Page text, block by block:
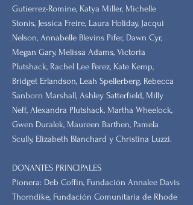
Gutierrez-Romine, Katya Miller, Michelle
Stonis, Jessica Freire, Laura Holiday, Jacqui
Nelson, Annabelle Blevins Pifer, Dawn Cyr,
Megan Gary, Melissa Adams, Victoria
Plutshack, Rachel Lee Perez, Kate Kemp,
Bridget Erlandson, Leah Spellerberg, Rebecca
Sanborn Marshall, Ashley Satterfield, Milly
Neff, Alexandra Plutshack, Martha Wheelock,
Gwen Duralek, Maureen Barthen, Pamela
Scully, Elizabeth Blanchard y Christina Luzzi.
DONANTES PRINCIPALES
Pionera: Deb Coffin, Fundación Annalee Davis
Thorndike, Fundación Comunitaria de Rhode